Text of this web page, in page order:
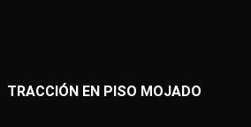
TRACCIÓN EN PISO MOJADO